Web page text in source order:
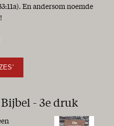
En andersom noemde
- 3e druk